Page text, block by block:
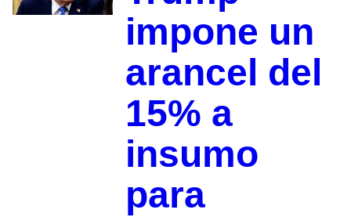
impone un
arancel del
15% a
insumo
para